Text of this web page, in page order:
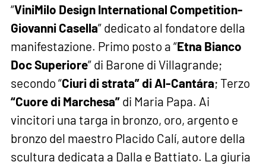
“ViniMilo Design International Competition-
Giovanni Casella” dedicato al fondatore della
manifestazione. Primo posto a “Etna Bianco
Doc Superiore” di Barone di Villagrande;
secondo “Ciuri di strata” di Al-Cantára; Terzo
“Cuore di Marchesa” di Maria Papa. Ai
vincitori una targa in bronzo, oro, argento e
bronzo del maestro Placido Calí, autore della
scultura dedicata a Dalla e Battiato. La giuria